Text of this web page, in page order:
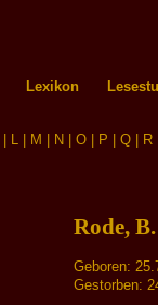
Lexikon
L M N O P Q R
Rode,
Geboren:
Gestorben: